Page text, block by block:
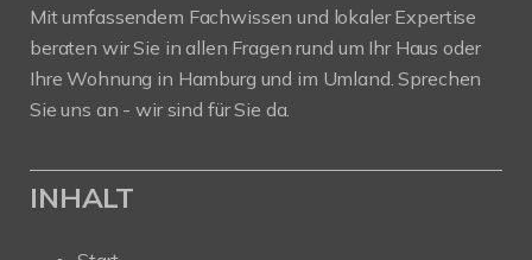
Mit umfassendem Fachwissen und lokaler Expertise
beraten wir Sie in allen Fragen rund um Ihr Haus oder
Ihre Wohnung in Hamburg und im Umland. Sprechen
Sie uns an - wir sind für Sie da.
INHALT